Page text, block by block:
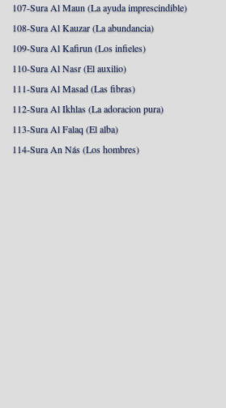
107-Sura Al Maun (La ayuda imprescindible)
108-Sura Al Kauzar (La abundancia)
109-Sura Al Kafirun (Los infieles)
110-Sura Al Nasr (El auxilio)
111-Sura Al Masad (Las fibras)
112-Sura Al Ikhlas (La adoracion pura)
113-Sura Al Falaq (El alba)
114-Sura An Nás (Los hombres)